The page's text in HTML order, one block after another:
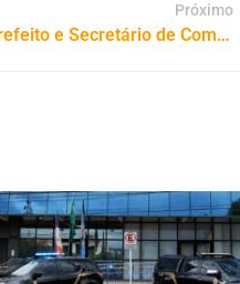
Próximo
Justiça Acolhe Ação do MPTO Contra Prefeito e Secretário de Comunicação por Supostas Irregularidades em Oliveira de Fátima